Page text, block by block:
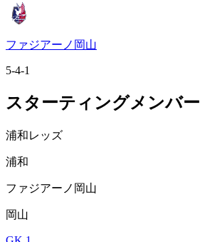
ファジアーノ岡山
5-4-1
スターティングメンバー
浦和レッズ
浦和
ファジアーノ岡山
岡山